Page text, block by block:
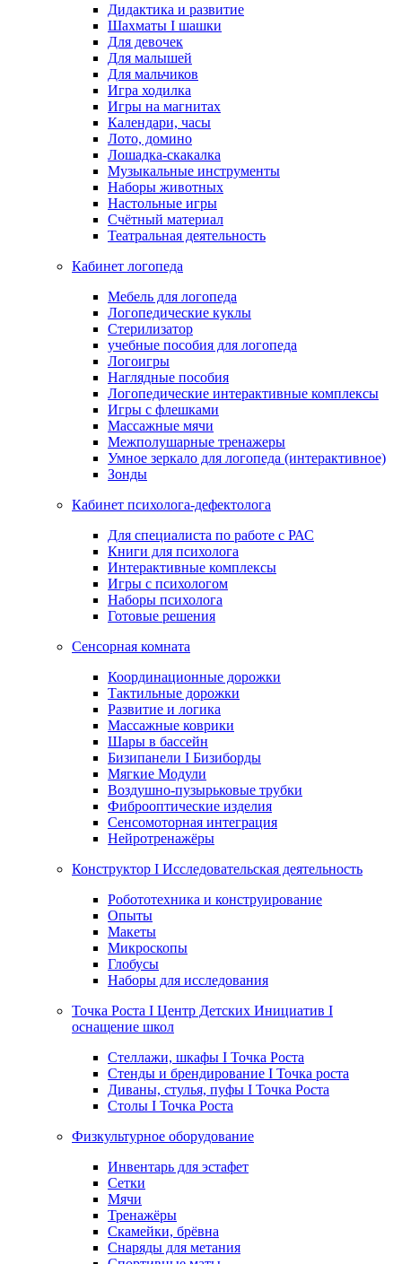
Дидактика и развитие
Шахматы I шашки
Для девочек
Для малышей
Для мальчиков
Игра ходилка
Игры на магнитах
Календари, часы
Лото, домино
Лошадка-скакалка
Музыкальные инструменты
Наборы животных
Настольные игры
Счётный материал
Театральная деятельность
Кабинет логопеда
Мебель для логопеда
Логопедические куклы
Стерилизатор
учебные пособия для логопеда
Логоигры
Наглядные пособия
Логопедические интерактивные комплексы
Игры с флешками
Массажные мячи
Межполушарные тренажеры
Умное зеркало для логопеда (интерактивное)
Зонды
Кабинет психолога-дефектолога
Для специалиста по работе с РАС
Книги для психолога
Интерактивные комплексы
Игры с психологом
Наборы психолога
Готовые решения
Сенсорная комната
Координационные дорожки
Тактильные дорожки
Развитие и логика
Массажные коврики
Шары в бассейн
Бизипанели I Бизиборды
Мягкие Модули
Воздушно-пузырьковые трубки
Фиброоптические изделия
Сенсомоторная интеграция
Нейротренажёры
Конструктор I Исследовательская деятельность
Робототехника и конструирование
Опыты
Макеты
Микроскопы
Глобусы
Наборы для исследования
Точка Роста I Центр Детских Инициатив I
оснащение школ
Стеллажи, шкафы I Точка Роста
Стенды и брендирование I Точка роста
Диваны, стулья, пуфы I Точка Роста
Столы I Точка Роста
Физкультурное оборудование
Инвентарь для эстафет
Сетки
Мячи
Тренажёры
Скамейки, брёвна
Снаряды для метания